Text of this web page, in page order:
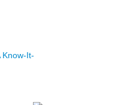
Know-It-